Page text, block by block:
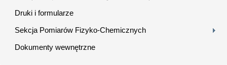
Druki i formularze
Sekcja Pomiarów Fizyko-Chemicznych
Dokumenty wewnętrzne